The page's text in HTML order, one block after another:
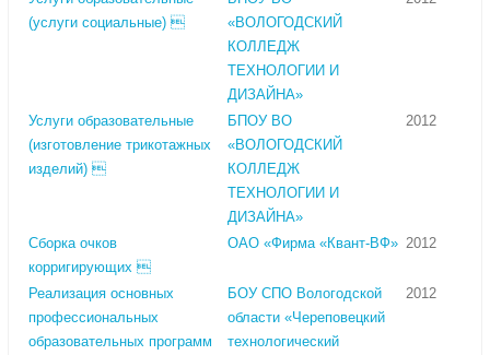
(услуги социальные) 
«ВОЛОГОДСКИЙ
КОЛЛЕДЖ
ТЕХНОЛОГИИ И
ДИЗАЙНА»
Услуги образовательные
(изготовление трикотажных
изделий) 
БПОУ ВО
«ВОЛОГОДСКИЙ
КОЛЛЕДЖ
ТЕХНОЛОГИИ И
ДИЗАЙНА»
2012
Сборка очков
корригирующих 
ОАО «Фирма «Квант-ВФ» 2012
Реализация основных
профессиональных
образовательных программ
БОУ СПО Вологодской
области «Череповецкий
технологический
2012